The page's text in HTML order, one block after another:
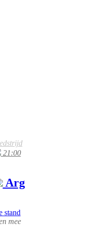
21:00
Arg
stand
mee